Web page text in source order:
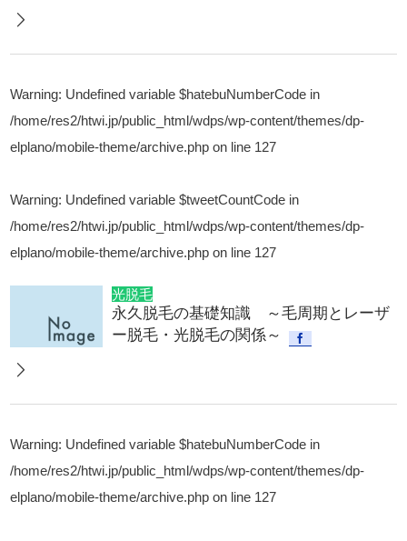
Warning: Undefined variable $hatebuNumberCode in
/home/res2/htwi.jp/public_html/wdps/wp-content/themes/dp-
elplano/mobile-theme/archive.php on line 127
Warning: Undefined variable $tweetCountCode in
/home/res2/htwi.jp/public_html/wdps/wp-content/themes/dp-
elplano/mobile-theme/archive.php on line 127
光脱毛
永久脱毛の基礎知識 ～毛周期とレーザ
ー脱毛・光脱毛の関係～
Warning: Undefined variable $hatebuNumberCode in
/home/res2/htwi.jp/public_html/wdps/wp-content/themes/dp-
elplano/mobile-theme/archive.php on line 127